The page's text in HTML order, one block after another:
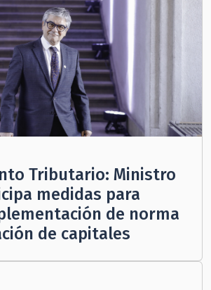
Tributario: Ministro
medidas para
de norma
de capitales